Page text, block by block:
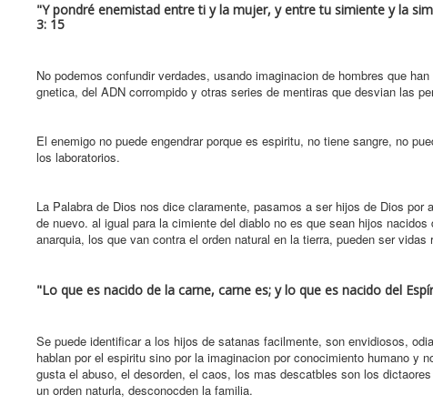
"Y pondré enemistad entre ti y la mujer, y entre tu simiente y la
3: 15
No podemos confundir verdades, usando imaginacion de hombres que
gnetica, del ADN corrompido y otras series de mentiras que desvian las
El enemigo no puede engendrar porque es espiritu, no tiene sangre, no
los laboratorios.
La Palabra de Dios nos dice claramente, pasamos a ser hijos de Dios
de nuevo. al igual para la cimiente del diablo no es que sean hijos
anarquia, los que van contra el orden natural en la tierra, pueden ser
"Lo que es nacido de la carne, carne es; y lo que es nacido del
Se puede identificar a los hijos de satanas facilmente, son envidiosos,
hablan por el espiritu sino por la imaginacion por conocimiento humano y
gusta el abuso, el desorden, el caos, los mas descatbles son los
un orden naturla, desconocden la familia.